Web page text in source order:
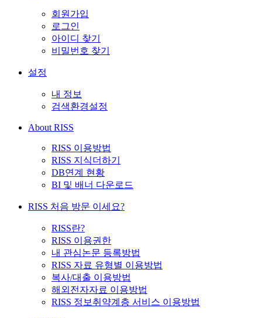
회원가입
로그인
아이디 찾기
비밀번호 찾기
설정
내 정보
검색환경설정
About RISS
RISS 이용방법
RISS 지식더하기
DB연계 현황
BI 및 배너 다운로드
RISS 처음 방문 이세요?
RISS란?
RISS 이용권한
내 관심논문 등록방법
RISS 자료 유형별 이용방법
복사/대출 이용방법
해외전자자료 이용방법
RISS 정보취약계층 서비스 이용방법